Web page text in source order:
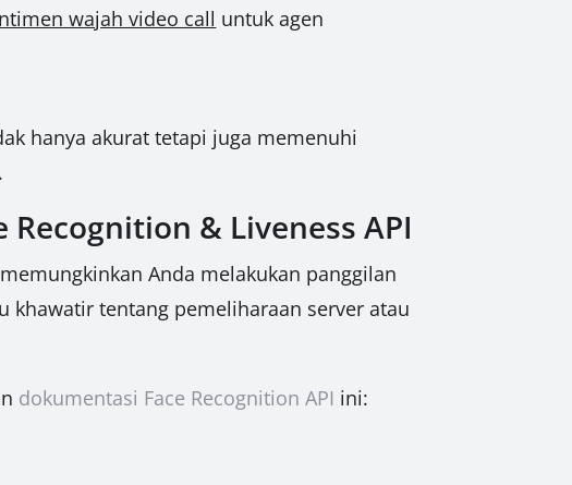
wajah video call untuk agen
hanya akurat tetapi juga memenuhi
Recognition & Liveness API
Anda melakukan panggilan
khawatir tentang pemeliharaan server atau
dokumentasi Face Recognition API ini: